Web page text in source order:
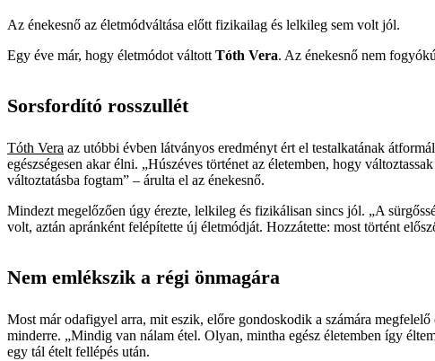
Az énekesnő az életmódváltása előtt fizikailag és lelkileg sem volt jól.
Egy éve már, hogy életmódot váltott Tóth Vera. Az énekesnő nem
Sorsfordító rosszullét
Tóth Vera az utóbbi évben látványos eredményt ért el testalkatának
egészségesen akar élni. „Húszéves történet az életemben, hogy
változtatásba fogtam” – árulta el az énekesnő.
Mindezt megelőzően úgy érezte, lelkileg és fizikálisan sincs jól. „A
volt, aztán apránként felépítette új életmódját. Hozzátette: most történt
Nem emlékszik a régi önmagára
Most már odafigyel arra, mit eszik, előre gondoskodik a számára
minderre. „Mindig van nálam étel. Olyan, mintha egész életemben így
egy tál ételt fellépés után.